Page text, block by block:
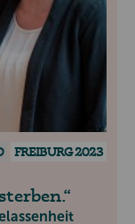
FREIBURG 2023